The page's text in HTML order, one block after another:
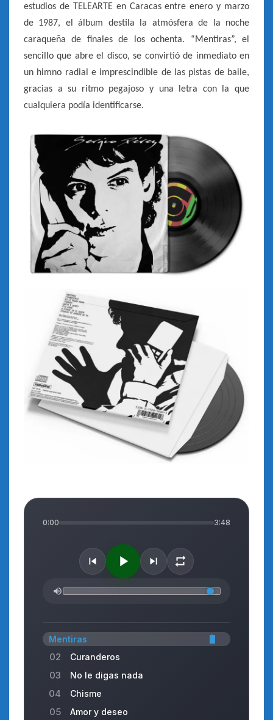
estudios de TELEARTE en Caracas entre enero y marzo
de 1987, el álbum destila la atmósfera de la noche
caraqueña de finales de los ochenta. “Mentiras”, el
sencillo que abre el disco, se convirtió de inmediato en
un himno radial e imprescindible de las pistas de baile,
gracias a su ritmo pegajoso y una letra con la que
cualquiera podía identificarse.
0:00 3:48
Mentiras
02 Curanderos
03 No le digas nada
04 Chisme
05 Amor y deseo